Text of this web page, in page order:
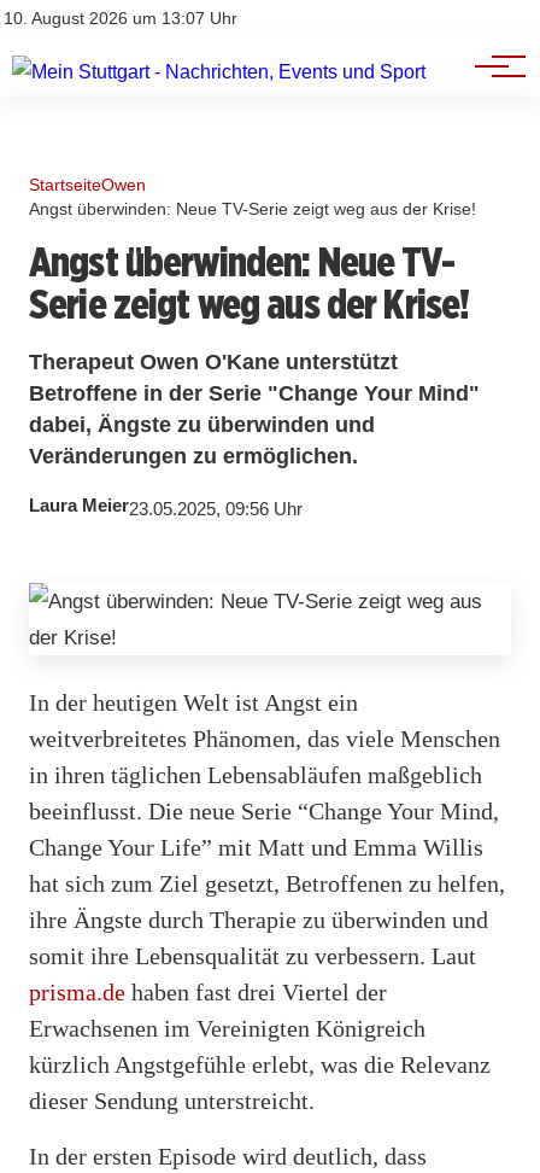
10. August 2026 um 13:07 Uhr
Impressum
Branchenbuch
Werbung
StartseiteOwen
Angst überwinden: Neue TV-Serie zeigt weg aus der Krise!
Angst überwinden: Neue TV-
Serie zeigt weg aus der Krise!
Therapeut Owen O'Kane unterstützt
Betroffene in der Serie "Change Your Mind"
dabei, Ängste zu überwinden und
Veränderungen zu ermöglichen.
Laura Meier23.05.2025, 09:56 Uhr
In der heutigen Welt ist Angst ein
weitverbreitetes Phänomen, das viele Menschen
in ihren täglichen Lebensabläufen maßgeblich
beeinflusst. Die neue Serie “Change Your Mind,
Change Your Life” mit Matt und Emma Willis
hat sich zum Ziel gesetzt, Betroffenen zu helfen,
ihre Ängste durch Therapie zu überwinden und
somit ihre Lebensqualität zu verbessern. Laut
prisma.de haben fast drei Viertel der
Erwachsenen im Vereinigten Königreich
kürzlich Angstgefühle erlebt, was die Relevanz
dieser Sendung unterstreicht.
In der ersten Episode wird deutlich, dass